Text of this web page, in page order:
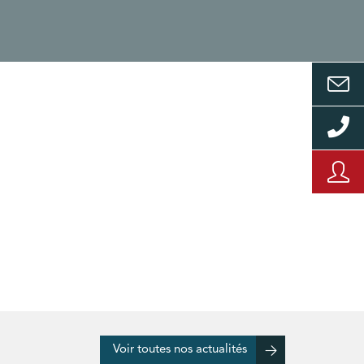
Voir toutes nos actualités